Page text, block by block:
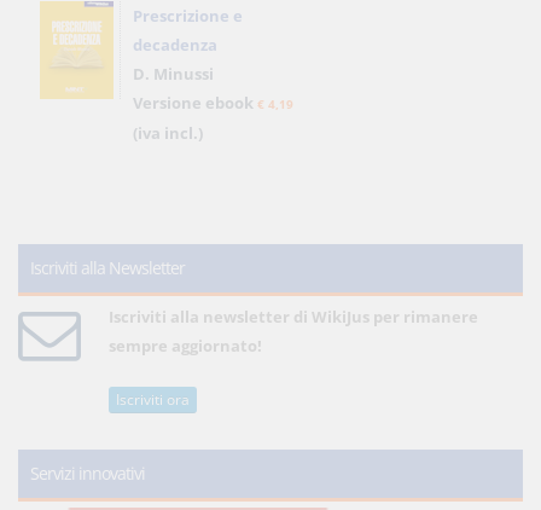
Prescrizione e
decadenza
D. Minussi
Versione ebook € 4,19
(iva incl.)
Iscriviti alla Newsletter
Iscriviti alla newsletter di WikiJus per rimanere
sempre aggiornato!
Iscriviti ora
Servizi innovativi